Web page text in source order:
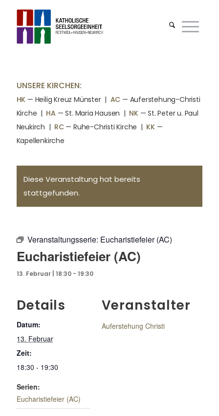
UNSERE KIRCHEN:
HK — Heilig Kreuz Münster | AC — Auferstehung-Christi
Kirche | HA — St. Maria Hausen | NK— St. Peter u. Paul
Neukirch | RC— Ruhe-Christi Kirche | KK—
Kapellenkirche
Diese Veranstaltung hat bereits
stattgefunden.
Veranstaltungsserie: Eucharistiefeier (AC)
Eucharistiefeier (AC)
13. Februar | 18:30- 19:30
Details
Datum:
13. Februar
Zeit:
18:30 - 19:30
Serien:
Eucharistiefeier (AC)
Veranstalter
Auferstehung Christi